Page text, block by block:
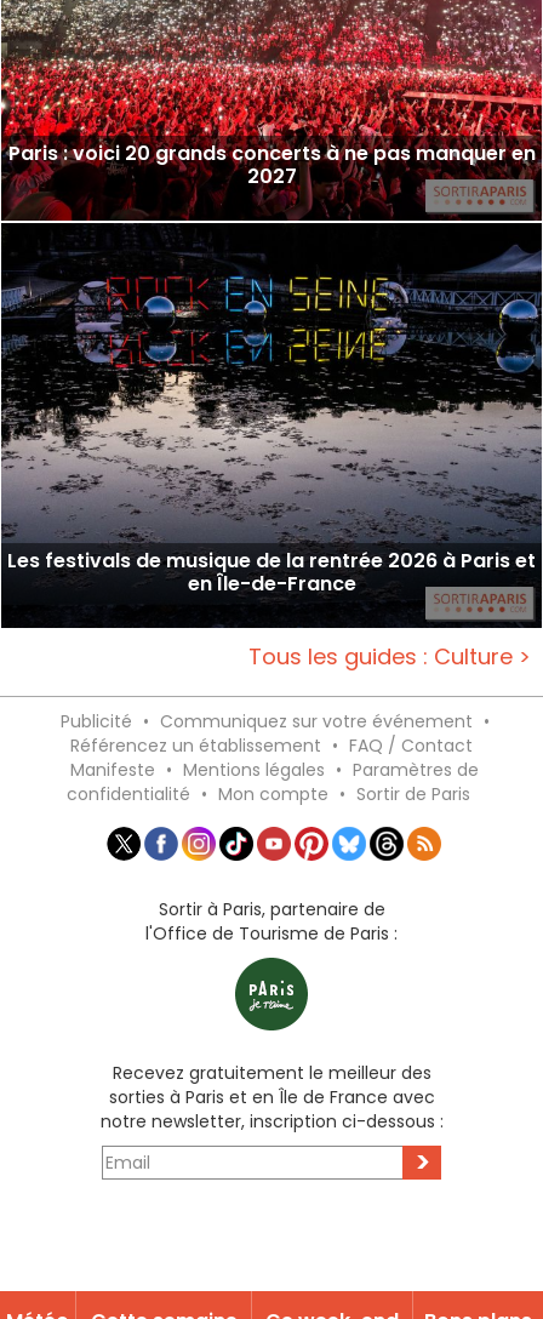
Paris : voici 20 grands concerts à ne pas manquer en
2027
Les festivals de musique de la rentrée 2026 à Paris et
en Île-de-France
Tous les guides : Culture >
Publicité • Communiquez sur votre événement •
Référencez un établissement • FAQ / Contact
Manifeste • Mentions légales • Paramètres de
confidentialité • Mon compte • Sortir de Paris
Sortir à Paris, partenaire de
l'Office de Tourisme de Paris :
Recevez gratuitement le meilleur des
sorties à Paris et en Île de France avec
notre newsletter, inscription ci-dessous :
>